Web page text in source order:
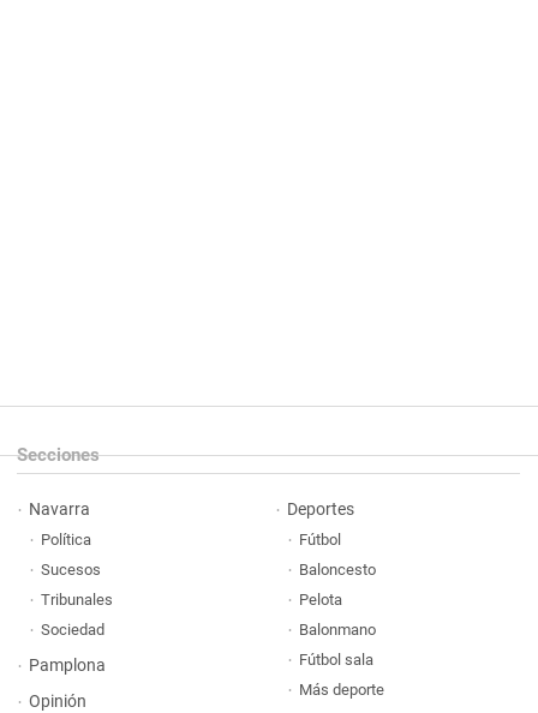
Secciones
Navarra
Política
Sucesos
Tribunales
Sociedad
Pamplona
Opinión
Deportes
Fútbol
Baloncesto
Pelota
Balonmano
Fútbol sala
Más deporte